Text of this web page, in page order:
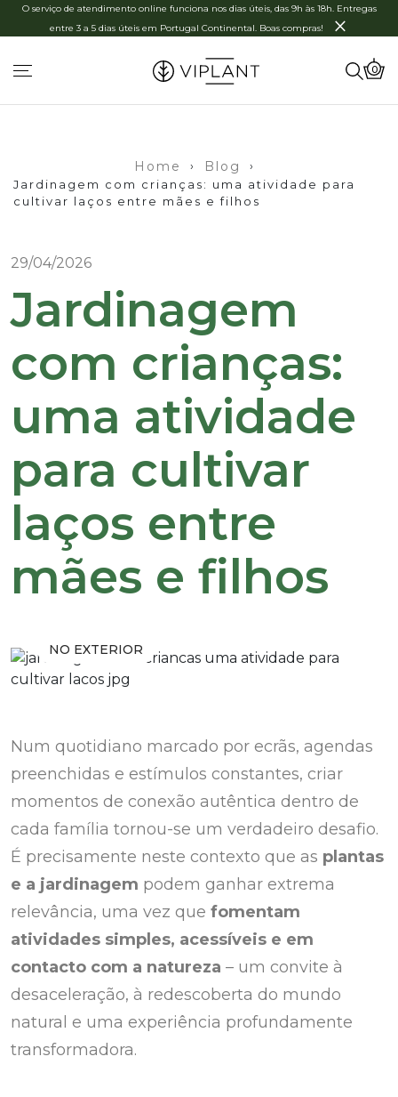
O serviço de atendimento online funciona nos dias úteis, das 9h às 18h. Entregas
entre 3 a 5 dias úteis em Portugal Continental. Boas compras!
×
0
Home › Blog
›
Jardinagem com crianças: uma atividade para
cultivar laços entre mães e filhos
29/04/2026
Jardinagem
com crianças:
uma atividade
para cultivar
laços entre
mães e filhos
NO EXTERIOR
Num quotidiano marcado por ecrãs, agendas
preenchidas e estímulos constantes, criar
momentos de conexão autêntica dentro de
cada família tornou-se um verdadeiro desafio.
É precisamente neste contexto que as plantas
e a jardinagem podem ganhar extrema
relevância, uma vez que fomentam
atividades simples, acessíveis e em
contacto com a natureza – um convite à
desaceleração, à redescoberta do mundo
natural e uma experiência profundamente
transformadora.